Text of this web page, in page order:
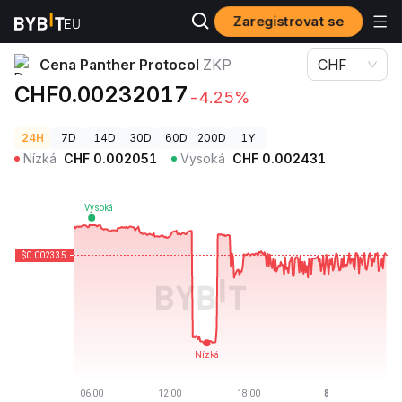
Zaregistrovat se
Ceny kryptoměn Cena Panther Protocol ZKP
Cena Panther Protocol ZKP
CHF0.00232017 -4.25%
CHF
24H 7D 14D 30D 60D 200D 1Y
Nízká CHF 0.002051 Vysoká CHF 0.002431